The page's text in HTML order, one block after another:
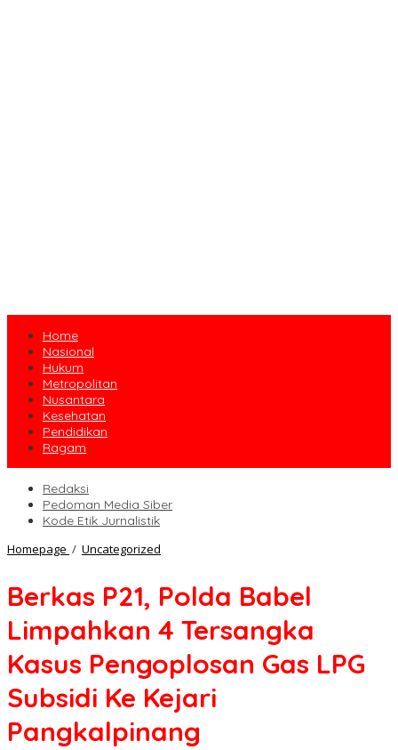
Home
Nasional
Hukum
Metropolitan
Nusantara
Kesehatan
Pendidikan
Ragam
Redaksi
Pedoman Media Siber
Kode Etik Jurnalistik
Homepage / Uncategorized
Babel
4
Tersangka
Kasus
Pengoplosan
Gas
LPG
Subsidi
Ke
Berkas P21, Polda Babel
Limpahkan 4 Tersangka
Kasus Pengoplosan Gas LPG
Subsidi Ke Kejari
Pangkalpinang